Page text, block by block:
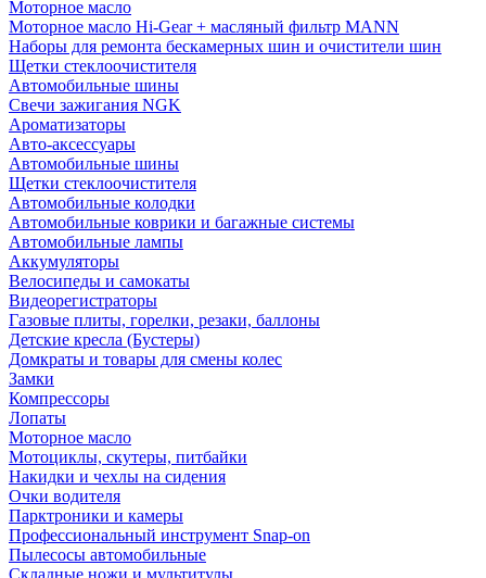
Моторное масло
Моторное масло Hi-Gear + масляный фильтр MANN
Наборы для ремонта бескамерных шин и очистители шин
Щетки стеклоочистителя
Автомобильные шины
Свечи зажигания NGK
Ароматизаторы
Авто-аксессуары
Автомобильные шины
Щетки стеклоочистителя
Автомобильные колодки
Автомобильные коврики и багажные системы
Автомобильные лампы
Аккумуляторы
Велосипеды и самокаты
Видеорегистраторы
Газовые плиты, горелки, резаки, баллоны
Детские кресла (Бустеры)
Домкраты и товары для смены колес
Замки
Компрессоры
Лопаты
Моторное масло
Мотоциклы, скутеры, питбайки
Накидки и чехлы на сидения
Очки водителя
Парктроники и камеры
Профессиональный инструмент Snap-on
Пылесосы автомобильные